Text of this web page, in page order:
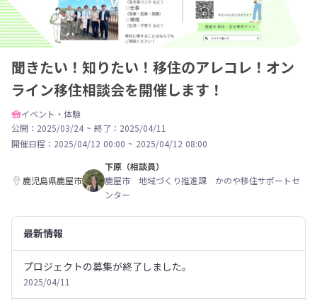
聞きたい！知りたい！移住のアレコレ！オン
ライン移住相談会を開催します！
イベント・体験
公開：2025/03/24 ~ 終了：2025/04/11
開催日程： 2025/04/12 00:00 ~ 2025/04/12 08:00
鹿児島県鹿屋市
下原（相談員）
鹿屋市 地域づくり推進課 かのや移住サポートセ
ンター
最新情報
プロジェクトの募集が終了しました。
2025/04/11